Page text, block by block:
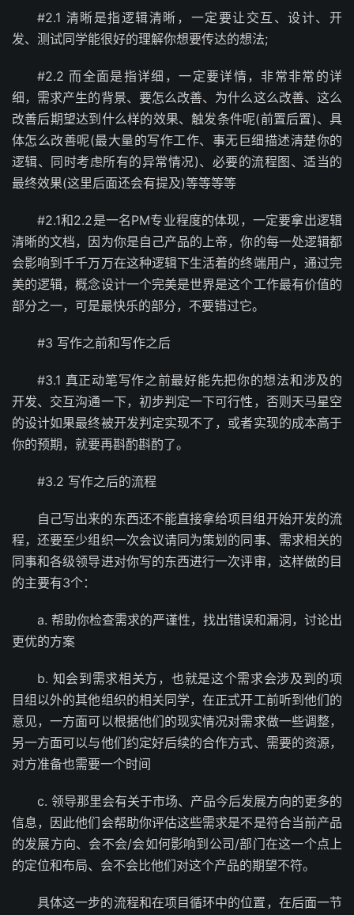
#2.1 清晰是指逻辑清晰，一定要让交互、设计、开
发、测试同学能很好的理解你想要传达的想法;
#2.2 而全面是指详细，一定要详情，非常非常的详
细，需求产生的背景、要怎么改善、为什么这么改善、这么
改善后期望达到什么样的效果、触发条件呢(前置后置)、具
体怎么改善呢(最大量的写作工作、事无巨细描述清楚你的
逻辑、同时考虑所有的异常情况)、必要的流程图、适当的
最终效果(这里后面还会有提及)等等等等
#2.1和2.2是一名PM专业程度的体现，一定要拿出逻辑
清晰的文档，因为你是自己产品的上帝，你的每一处逻辑都
会影响到千千万万在这种逻辑下生活着的终端用户，通过完
美的逻辑，概念设计一个完美是世界是这个工作最有价值的
部分之一，可是最快乐的部分，不要错过它。
#3 写作之前和写作之后
#3.1 真正动笔写作之前最好能先把你的想法和涉及的
开发、交互沟通一下，初步判定一下可行性，否则天马星空
的设计如果最终被开发判定实现不了，或者实现的成本高于
你的预期，就要再斟酌斟酌了。
#3.2 写作之后的流程
自己写出来的东西还不能直接拿给项目组开始开发的流
程，还要至少组织一次会议请同为策划的同事、需求相关的
同事和各级领导进对你写的东西进行一次评审，这样做的目
的主要有3个：
a. 帮助你检查需求的严谨性，找出错误和漏洞，讨论出
更优的方案
b. 知会到需求相关方，也就是这个需求会涉及到的项
目组以外的其他组织的相关同学，在正式开工前听到他们的
意见，一方面可以根据他们的现实情况对需求做一些调整，
另一方面可以与他们约定好后续的合作方式、需要的资源，
对方准备也需要一个时间
c. 领导那里会有关于市场、产品今后发展方向的更多的
信息，因此他们会帮助你评估这些需求是不是符合当前产品
的发展方向、会不会/会如何影响到公司/部门在这一个点上
的定位和布局、会不会比他们对这个产品的期望不符。
具体这一步的流程和在项目循环中的位置，在后面一节